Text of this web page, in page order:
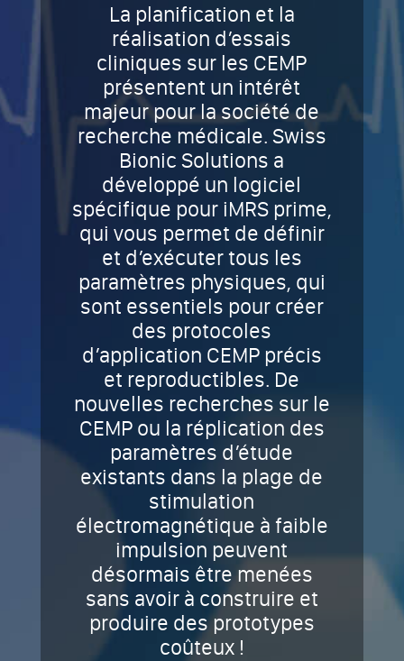
La planification et la
réalisation d’essais
cliniques sur les CEMP
présentent un intérêt
majeur pour la société de
recherche médicale. Swiss
Bionic Solutions a
développé un logiciel
spécifique pour iMRS prime,
qui vous permet de définir
et d’exécuter tous les
paramètres physiques, qui
sont essentiels pour créer
des protocoles
d’application CEMP précis
et reproductibles. De
nouvelles recherches sur le
CEMP ou la réplication des
paramètres d’étude
existants dans la plage de
stimulation
électromagnétique à faible
impulsion peuvent
désormais être menées
sans avoir à construire et
produire des prototypes
coûteux !